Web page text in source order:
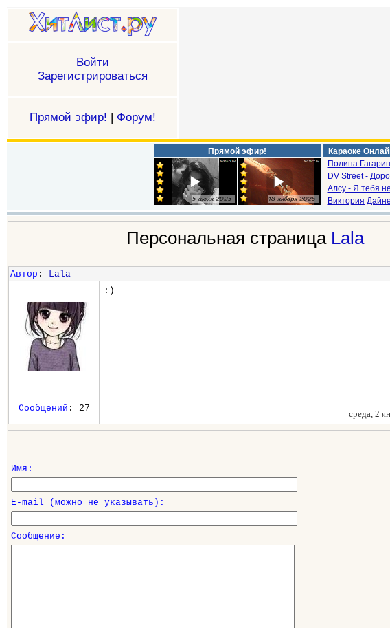
Войти
Зарегистрироваться
Прямой эфир! | Форум!
Прямой эфир!
Караоке
Полина
DV Street -
Алсу - Я тебя
Виктория
Персональная страница Lala
Автор : Lala
:)
среда, 2
Сообщений : 27
Имя:
E-mail (можно не указывать):
Сообщение: